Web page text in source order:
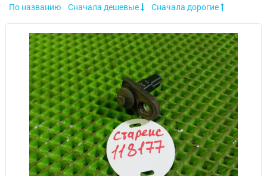
По названию Сначала дешевые Сначала дорогие